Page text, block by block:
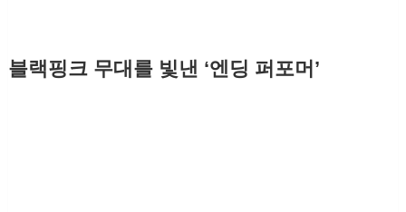
블랙핑크 무대를 빛낸 ‘엔딩 퍼포머’